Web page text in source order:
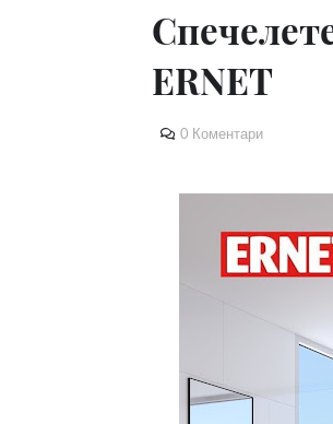
ERNET
0 Коментари